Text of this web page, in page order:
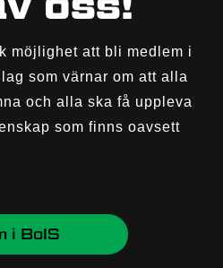
möjlighet att bli medlem i
som värnar om att alla
och alla ska få uppleva
som finns oavsett
i BoIS